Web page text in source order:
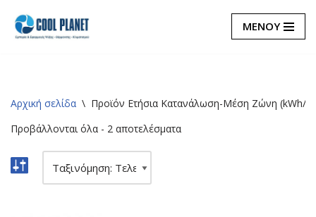
Μεταπηδήστε
ΜΕΝΟΥ
Αρχική σελίδα \ Προϊόν Ετήσια Κατανάλωση-Μέση Ζώνη (kWh/a)
Προβάλλονται όλα - 2 αποτελέσματα